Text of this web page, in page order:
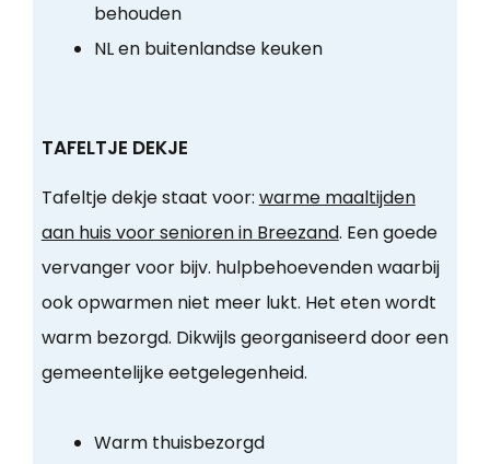
behouden
NL en buitenlandse keuken
TAFELTJE DEKJE
Tafeltje dekje staat voor: warme maaltijden
aan huis voor senioren in Breezand. Een goede
vervanger voor bijv. hulpbehoevenden waarbij
ook opwarmen niet meer lukt. Het eten wordt
warm bezorgd. Dikwijls georganiseerd door een
gemeentelijke eetgelegenheid.
Warm thuisbezorgd